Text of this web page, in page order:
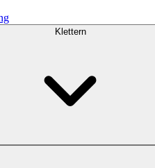
Klettern